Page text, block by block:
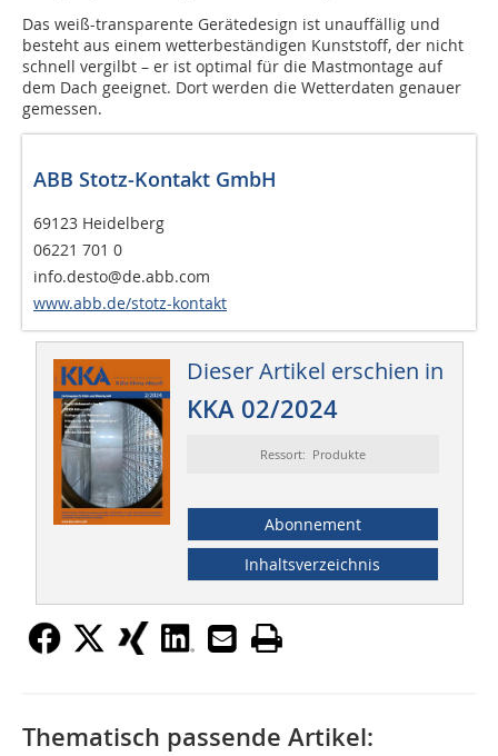
Das weiß-transparente Gerätedesign ist unauffällig und
besteht aus einem wetterbeständigen Kunststoff, der nicht
schnell vergilbt – er ist optimal für die Mastmontage auf
dem Dach geeignet. Dort werden die Wetterdaten genauer
gemessen.
ABB Stotz-Kontakt GmbH
69123 Heidelberg
06221 701 0
info.desto@de.abb.com
www.abb.de/stotz-kontakt
Dieser Artikel erschien in
KKA 02/2024
Ressort: Produkte
Abonnement
Inhaltsverzeichnis
Thematisch passende Artikel: